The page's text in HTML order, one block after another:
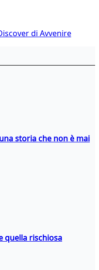
di Avvenire
storia che non è mai
quella rischiosa